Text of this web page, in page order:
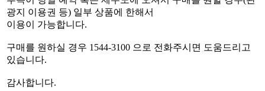
광지 이용권 등) 일부 상품에 한해서
이용이 가능합니다.
구매를 원하실 경우 1544-3100 으로 전화주시면 도움드리고
있습니다.
감사합니다.